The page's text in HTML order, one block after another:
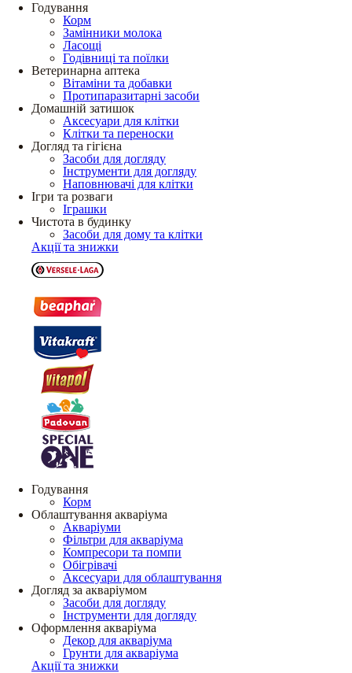
Годування
Корм
Замінники молока
Ласощі
Годівниці та поїлки
Ветеринарна аптека
Вітаміни та добавки
Протипаразитарні засоби
Домашній затишок
Аксесуари для клітки
Клітки та переноски
Догляд та гігієна
Засоби для догляду
Інструменти для догляду
Наповнювачі для клітки
Ігри та розваги
Іграшки
Чистота в будинку
Засоби для дому та клітки
Акції та знижки
Годування
Корм
Облаштування акваріума
Акваріуми
Фільтри для акваріума
Компресори та помпи
Обігрівачі
Аксесуари для облаштування
Догляд за акваріумом
Засоби для догляду
Інструменти для догляду
Оформлення акваріума
Декор для акваріума
Грунти для акваріума
Акції та знижки